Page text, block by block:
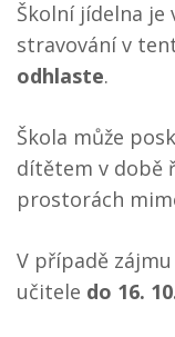
Školní jídelna je
stravování v
odhlaste.
Škola může
dítětem v době
prostorách
V případě
učitele do 16.